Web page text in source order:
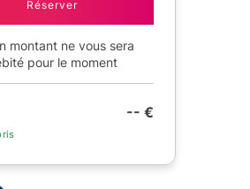
Réserver
montant ne vous sera
pour le moment
-- €